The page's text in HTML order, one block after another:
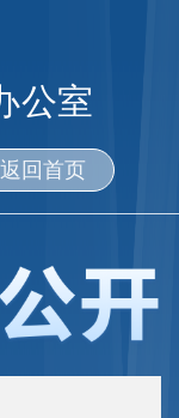
公室
返回首页